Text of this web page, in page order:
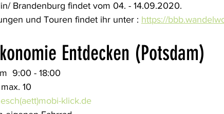
Brandenburg findet vom 04. - 14.09.2020.
und Touren findet ihr unter : https://
Entdecken (Potsdam)
9:00 - 18:00
max. 10
klick.de